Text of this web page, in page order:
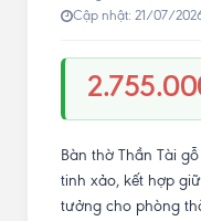
Cập nhật: 21/07/
Bàn thờ Thần Tài
tinh xảo, kết hợp
tưởng cho phòng